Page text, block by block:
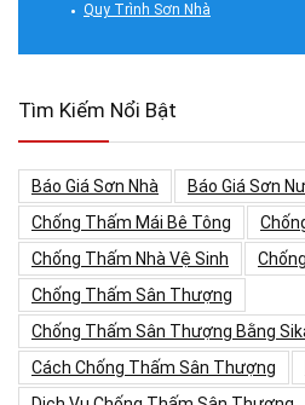
Quy Trình Sơn Nhà
Tìm Kiếm Nổi Bật
Báo Giá Sơn Nhà
Báo Giá Sơn
Chống Thấm Mái Bê Tông
Chống Thấm Nhà Vệ Sinh
Chống Thấm Sân Thượng
Chống Thấm Sân Thượng Bằng
Cách Chống Thấm Sân Thượng